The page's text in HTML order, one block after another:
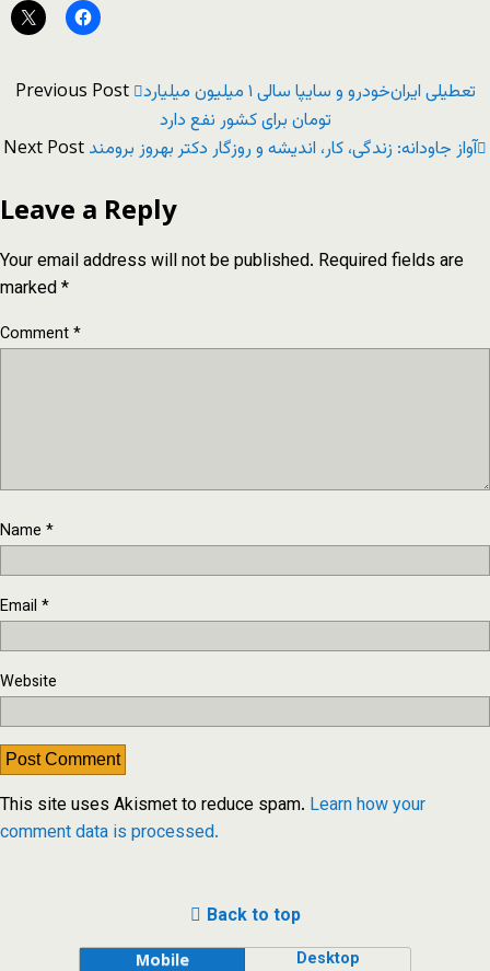
Previous Post تعطیلی ایران‌خودرو و سایپا سالی ۱ میلیون میلیارد
تومان برای کشور نفع دارد
Next Post آواز جاودانه: زندگی، کار، اندیشه و روزگار دکتر بهروز برومند
Leave a Reply
Your email address will not be published. Required fields are
marked*
Comment*
Name *
Email *
Website
This site uses Akismet to reduce spam. Learn how your
comment data is processed.
Back to top
Mobile Desktop